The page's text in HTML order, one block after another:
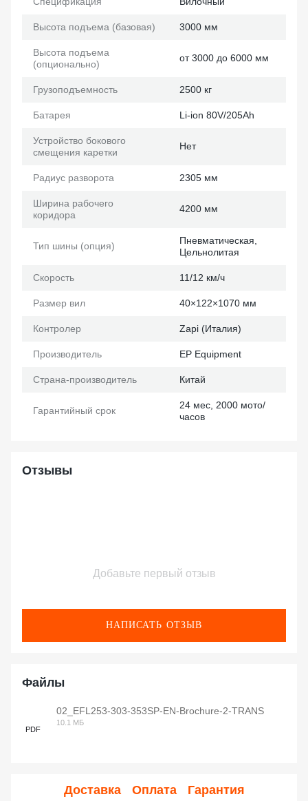
Высота подъема (базовая) 3000 мм
Высота подъема
(опционально)
от 3000 до 6000 мм
Грузоподъемность 2500 кг
Батарея Li-ion 80V/205Ah
Устройство бокового
смещения каретки
Нет
Радиус разворота 2305 мм
Ширина рабочего
коридора
4200 мм
Тип шины (опция)
Пневматическая,
Цельнолитая
Скорость 11/12 км/ч
Размер вил 40×122×1070 мм
Контролер Zapi (Италия)
Производитель EP Еquipment
Страна-производитель Китай
Гарантийный срок
24 мес, 2000 мото/
часов
Отзывы
Добавьте первый отзыв
НАПИСАТЬ ОТЗЫВ
Файлы
PDF
02_EFL253-303-353SP-EN-Brochure-2-TRANS
10.1 МБ
Доставка Оплата Гарантия